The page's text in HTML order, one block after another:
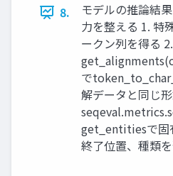
8.
モデルの推論結
力を整える 1. 特
ークン列を得る 2.
で
解データと同じ
get_entitiesで固
終了位置、種類